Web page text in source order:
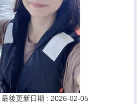
最後更新日期 : 2026-02-05